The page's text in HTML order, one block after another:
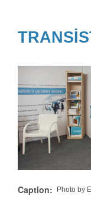
Caption Photo by